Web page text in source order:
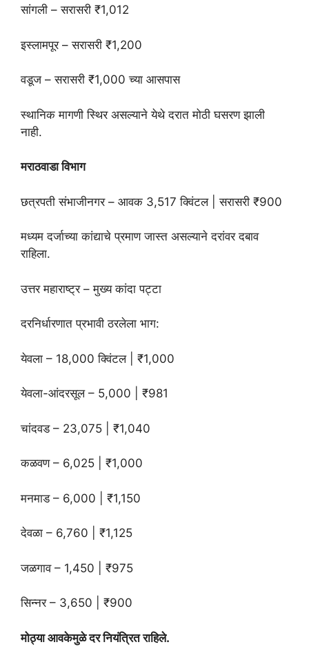
सांगली – सरासरी ₹1,012
इस्लामपूर – सरासरी ₹1,200
वडूज – सरासरी ₹1,000 च्या आसपास
स्थानिक मागणी स्थिर असल्याने येथे दरात मोठी घसरण झाली
नाही.
मराठवाडा विभाग
छत्रपती संभाजीनगर – आवक 3,517 क्विंटल | सरासरी ₹900
मध्यम दर्जाच्या कांद्याचे प्रमाण जास्त असल्याने दरांवर दबाव
राहिला.
उत्तर महाराष्ट्र – मुख्य कांदा पट्टा
दरनिर्धारणात प्रभावी ठरलेला भाग:
येवला – 18,000 क्विंटल | ₹1,000
येवला-आंदरसूल – 5,000 | ₹981
चांदवड – 23,075 | ₹1,040
कळवण – 6,025 | ₹1,000
मनमाड – 6,000 | ₹1,150
देवळा – 6,760 | ₹1,125
जळगाव – 1,450 | ₹975
सिन्नर – 3,650 | ₹900
मोठ्या आवकेमुळे दर नियंत्रित राहिले.